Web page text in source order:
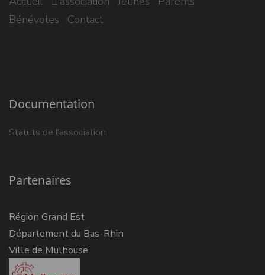
Bénévoles
Contact
Documentation
Statuts de l'association
Partenaires
Région Grand Est
Département du Bas-Rhin
Ville de Mulhouse